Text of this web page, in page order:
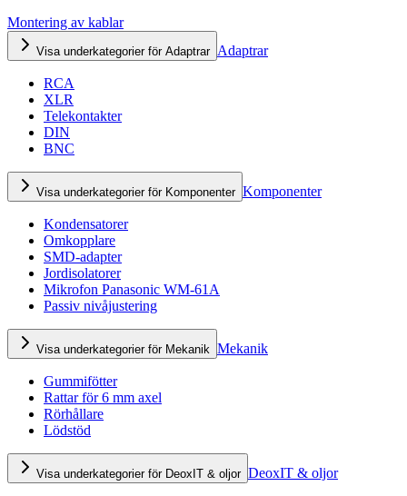
Montering av kablar
Visa underkategorier för Adaptrar Adaptrar
RCA
XLR
Telekontakter
DIN
BNC
Visa underkategorier för Komponenter Komponenter
Kondensatorer
Omkopplare
SMD-adapter
Jordisolatorer
Mikrofon Panasonic WM-61A
Passiv nivåjustering
Visa underkategorier för Mekanik Mekanik
Gummifötter
Rattar för 6 mm axel
Rörhållare
Lödstöd
Visa underkategorier för DeoxIT & oljor DeoxIT & oljor